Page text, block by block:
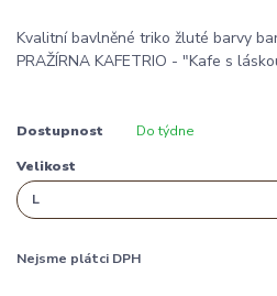
Kvalitní bavlněné triko žluté barvy
PRAŽÍRNA KAFETRIO - "Kafe s
Dostupnost Do týdne
Velikost
Nejsme plátci DPH